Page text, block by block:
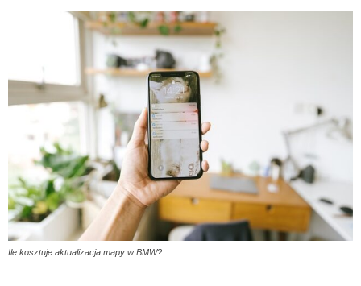
Ile kosztuje aktualizacja mapy w BMW?